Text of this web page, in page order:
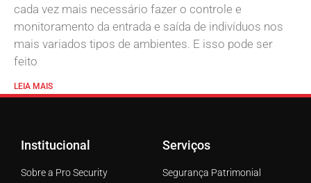
cada vez mais necessário fazer o controle e
monitoramento da entrada e saída de indivíduos nos
mais variados tipos de ambientes. E isso pode ser
feito
LEIA MAIS
Institucional
Sobre a Pro Security
Serviços
Segurança Patrimonial